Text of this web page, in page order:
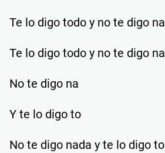
Te lo digo todo y no te digo na
Te lo digo todo y no te digo na
No te digo na
Y te lo digo to
No te digo nada y te lo digo to